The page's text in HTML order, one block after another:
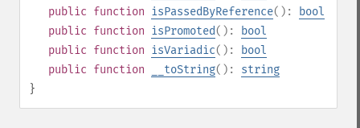
public function isPassedByReference():
bool
public function isPromoted():
bool
public function isVariadic():
bool
public function __toString(): string
}